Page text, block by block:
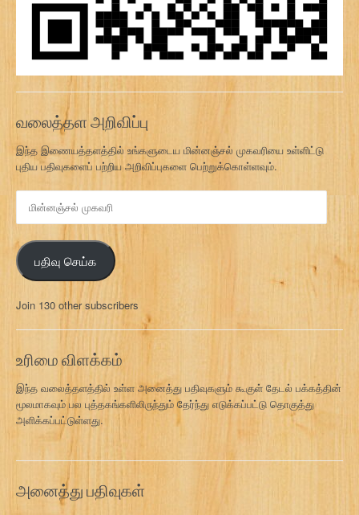
வலைத்தள அறிவிப்பு
இந்த இணையத்தளத்தில் உங்களுடைய மின்னஞ்சல் முகவரியை உள்ளிட்டு
புதிய பதிவுகளைப் பற்றிய அறிவிப்புகளை பெற்றுக்கொள்ளவும்.
ஞ்
ச
ல்
க
வ
பதிவு செய்க
Join 130 other subscribers
உரிமை விளக்கம்
இந்த வலைத்தளத்தில் உள்ள அனைத்து பதிவுகளும் கூகுள் தேடல் பக்கத்தின்
மூலமாகவும் பல புத்தகங்களிலிருந்தும் தேர்ந்து எடுக்கப்பட்டு தொகுத்து
அளிக்கப்பட்டுள்ளது.
அனைத்து பதிவுகள்